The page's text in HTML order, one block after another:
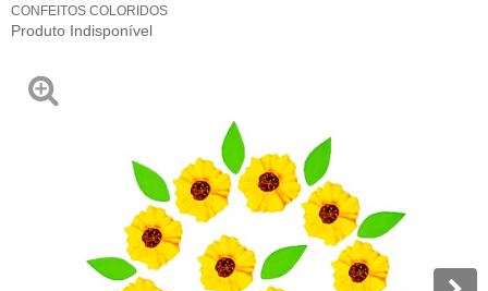
CONFEITOS COLORIDOS
Produto Indisponível